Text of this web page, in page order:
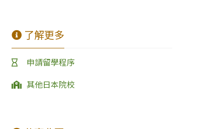
了解更多
申請留學程序
其他日本院校